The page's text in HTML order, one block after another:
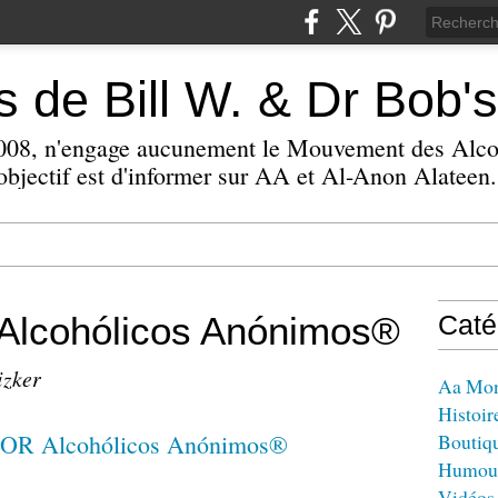
de Bill W. & Dr
n'engage aucunement le Mouvement des
est d'informer sur AA et Al-Anon Alateen.
Anónimos®
Aa